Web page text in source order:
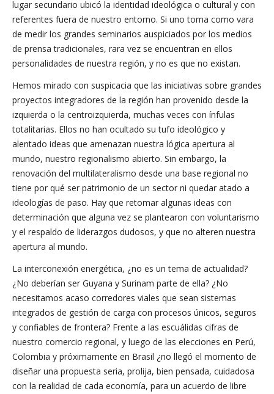
lugar secundario ubicó la identidad ideológica o cultural y con
referentes fuera de nuestro entorno. Si uno toma como vara
de medir los grandes seminarios auspiciados por los medios
de prensa tradicionales, rara vez se encuentran en ellos
personalidades de nuestra región, y no es que no existan.
Hemos mirado con suspicacia que las iniciativas sobre grandes
proyectos integradores de la región han provenido desde la
izquierda o la centroizquierda, muchas veces con ínfulas
totalitarias. Ellos no han ocultado su tufo ideológico y
alentado ideas que amenazan nuestra lógica apertura al
mundo, nuestro regionalismo abierto. Sin embargo, la
renovación del multilateralismo desde una base regional no
tiene por qué ser patrimonio de un sector ni quedar atado a
ideologías de paso. Hay que retomar algunas ideas con
determinación que alguna vez se plantearon con voluntarismo
y el respaldo de liderazgos dudosos, y que no alteren nuestra
apertura al mundo.
La interconexión energética, ¿no es un tema de actualidad?
¿No deberían ser Guyana y Surinam parte de ella? ¿No
necesitamos acaso corredores viales que sean sistemas
integrados de gestión de carga con procesos únicos, seguros
y confiables de frontera? Frente a las escuálidas cifras de
nuestro comercio regional, y luego de las elecciones en Perú,
Colombia y próximamente en Brasil ¿no llegó el momento de
diseñar una propuesta seria, prolija, bien pensada, cuidadosa
con la realidad de cada economía, para un acuerdo de libre